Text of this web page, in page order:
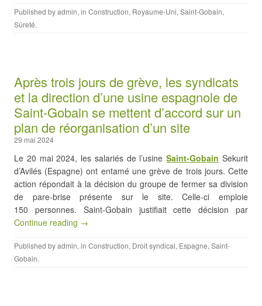
Published byadmin, in Construction, Royaume-Uni, Saint-Gobain,
Sûreté.
Après trois jours de grève, les syndicats
et la direction d’une usine espagnole de
Saint-Gobain se mettent d’accord sur un
plan de réorganisation d’un site
29 mai 2024
Le 20 mai 2024, les salariés de l’usineSaint-Gobain Sekurit
d’Avilés (Espagne) ont entamé une grève de trois jours. Cette
action répondait à la décision du groupe de fermer sa division
de pare-brise présente sur le site. Celle-ci emploie
150 personnes. Saint-Gobain justifiait cette décision par
Continue reading →
Published byadmin, in Construction, Droit syndical, Espagne, Saint-
Gobain.